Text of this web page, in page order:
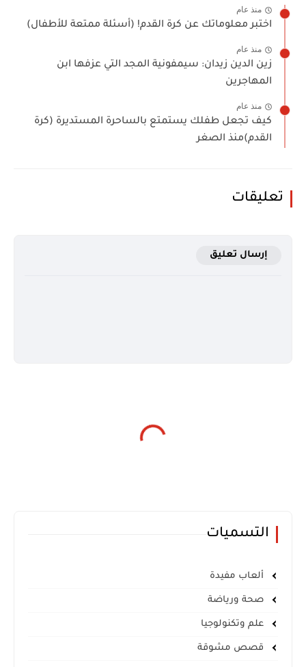
منذ عام
اختبر معلوماتك عن كرة القدم! (أسئلة ممتعة للأطفال)
منذ عام
زين الدين زيدان: سيمفونية المجد التي عزفها ابن
المهاجرين
منذ عام
كيف تجعل طفلك يستمتع بالساحرة المستديرة (كرة
القدم)منذ الصغر
تعليقات
إرسال تعليق
التسميات
ألعاب مفيدة
صحة ورياضة
علم وتكنولوجيا
قصص مشوقة